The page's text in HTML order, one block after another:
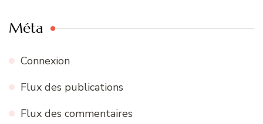
Méta
Connexion
Flux des publications
Flux des commentaires